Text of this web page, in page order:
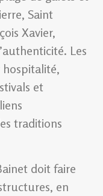
Saint
Xavier,
Les
et
traditions
doit faire
en